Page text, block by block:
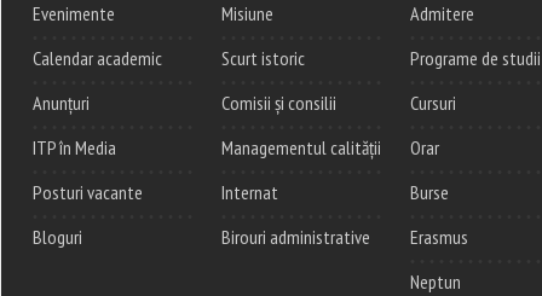
Evenimente
Calendar academic
Anunțuri
ITP în Media
Posturi vacante
Bloguri
Misiune
Scurt istoric
Comisii și consilii
Managementul calității
Internat
Birouri administrative
Admitere
Programe de studii
Cursuri
Orar
Burse
Erasmus
Neptun